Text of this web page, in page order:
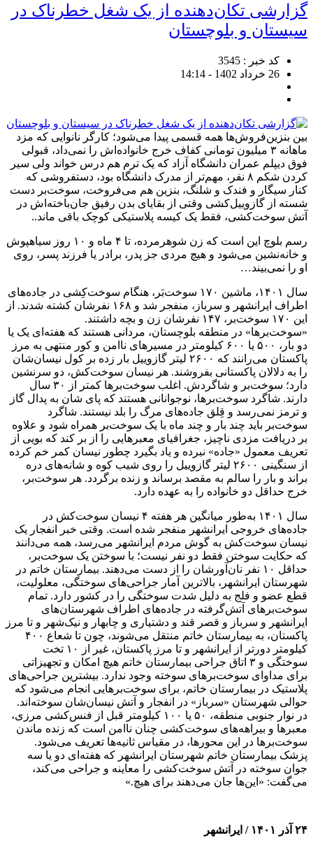
گزارشی تکان‌دهنده از یک شغل خطرناک در
سیستان و بلوچستان
کد خبر : 3545
26 خرداد 1402 - 14:14
بین بنزین‌فروش‌ها همه قسمی پیدا می‌شود؛ کارگر نانوایی که مزد
ماهانه ۳ میلیون تومانی کفاف خرج خانواده‌اش را نمی‌داد، قبولی
فوق دیپلم عمران دانشگاه آزاد که یک ترم هم درس خواند ولی سیر
کردن شکم ۸ نفر، مهم‌تر از مدرک دانشگاه بود، دستفروشی که
کنار سیگار و فندک و شلنگ، بنزین هم می‌فروخت، سوخت‌بر دست
شسته از گازوییل‌کشی وقتی از بقایای بدن رفیق جان‌باخته‌اش در
آتش سوخت‌کشی، فقط یک کیسه پلاستیکی کوچک باقی ماند..
رسم بلوچ این است که زن شوهرمرده، تا ۴ ماه و ۱۰ روز سیاهپوش
و خانه‌نشین می‌شود و هیچ مردی جز پدر، برادر یا فرزند پسر، روی
او را نمی‌بیند…
سال ۱۴۰۱، ماشین ۱۷۰ سوخت‌بَر، هنگام سوخت‌کِشی در جاده‌های
اطراف ایرانشهر و سرباز، منفجر شد و ۱۶۸ نفرشان کشته شدند. از
این ۱۷۰ سوخت‌بر، ۱۴۷ نفرشان زن و بچه داشتند.
«سوخت‌برها» در منطقه بلوچستان، مردانی هستند که هفته‌ای یک یا
دو بار، ۵۰۰ یا ۶۰۰ کیلومتر در مسیر‌های ناامن و کور منتهی به مرز
پاکستان می‌رانند که ۲۶۰۰ لیتر گازوییل بار زده بر کول نیسان‌شان
را به دلالان پاکستانی بفروشند. هر نیسان سوخت‌کش، دو سرنشین
دارد؛ سوخت‌بر و شاگردش. اغلب سوخت‌بر‌ها کمتر از ۳۰ سال
دارند. شاگرد سوخت‌برها، نوجوانانی هستند که پای شان به پدال گاز
و ترمز نمی‌رسد و قِلق جاده‌های مرگ را بلد نیستند. شاگرد
سوخت‌بر باید چند بار و چند ماه با یک سوخت‌بر همراه شود و علاوه
بر دریافت مزدی ناچیز، جغرافیای معبر‌هایی را از بر کند که بویی از
تعریف معمول «جاده» نبرده و یاد بگیرد چطور نیسان کمر خم کرده
از سنگینی ۲۶۰۰ لیتر گازوییل را روی شیب کوه و شانه‌های دره
براند و بار را سالم به مقصد برساند و زنده برگردد. هر سوخت‌بر،
خرج حداقل دو خانواده را به عهده دارد.
سال ۱۴۰۱ به‌طور میانگین هر هفته ۴ نیسان سوخت‌کش در
جاده‌های خروجی ایرانشهر منفجر شده است. وقتی خبر انفجار یک
نیسان سوخت‌کش به گوش مردم ایرانشهر می‌رسد، همه می‌دانند
که حکایت سوختن فقط دو نفر نیست؛ با سوختن یک سوخت‌بر،
حداقل ۱۰ نفر نان‌آورشان را از دست می‌دهند. بیمارستان خاتم در
شهرستان ایرانشهر، بالاترین آمار جراحی‌های سوختگی، معلولیت،
قطع عضو و فلج به دلیل شدت سوختگی را در کشور دارد. تمام
سوخت‌بر‌های آتش‌گرفته در جاده‌های اطراف شهرستان‌های
ایرانشهر و سرباز و قصر قند و دشتیاری و چابهار و نیک‌شهر و تا مرز
پاکستان، به بیمارستان خاتم منتقل می‌شوند، چون تا شعاع ۴۰۰
کیلومتر دورتر از ایرانشهر و تا مرز پاکستان، غیر از ۱۰ تخت
سوختگی و ۳ اتاق جراحی بیمارستان خاتم هیچ امکان و تجهیزاتی
برای مداوای سوخت‌بر‌های سوخته وجود ندارد. بیشترین جراحی‌های
پلاستیک در بیمارستان خاتم، برای سوخت‌بر‌هایی انجام می‌شود که
حوالی شهرستان «سرباز» در انفجار و آتش نیسان‌شان سوخته‌اند.
در نوار جنوبی منطقه، ۵۰ یا ۱۰۰ کیلومتر قبل از فنس‌کشی مرزی،
معبر‌ها و بیراهه‌های سوخت‌کشی چنان ناامن است که زنده ماندن
سوخت‌بر‌ها در این محورها، در مقیاس ثانیه‌ها تعریف می‌شود.
پزشک بیمارستان خاتم شهرستان ایرانشهر که هفته‌ای دو یا سه
جوان سوخته در آتش سوخت‌کشی را معاینه و جراحی می‌کند،
می‌گفت: «این‌ها جان می‌دهند برای هیچ.»
۲۴ آذر ۱۴۰۱ / ایرانشهر‌